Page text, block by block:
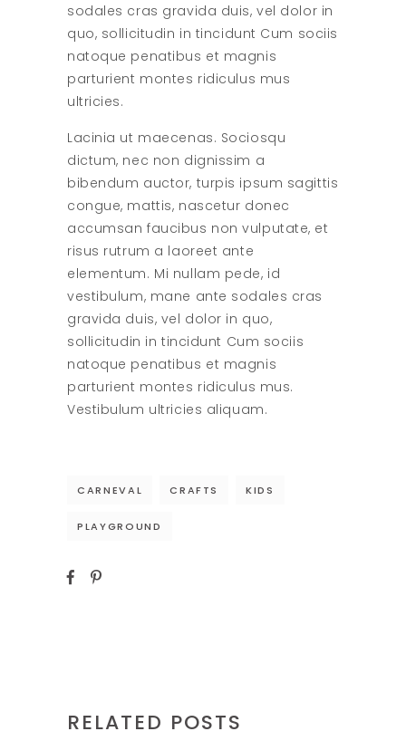
sodales cras gravida duis, vel dolor in
quo, sollicitudin in tincidunt Cum sociis
natoque penatibus et magnis
parturient montes ridiculus mus
ultricies.
Lacinia ut maecenas. Sociosqu
dictum, nec non dignissim a
bibendum auctor, turpis ipsum sagittis
congue, mattis, nascetur donec
accumsan faucibus non vulputate, et
risus rutrum a laoreet ante
elementum. Mi nullam pede, id
vestibulum, mane ante sodales cras
gravida duis, vel dolor in quo,
sollicitudin in tincidunt Cum sociis
natoque penatibus et magnis
parturient montes ridiculus mus.
Vestibulum ultricies aliquam.
CARNEVAL CRAFTS KIDS
PLAYGROUND
RELATED POSTS